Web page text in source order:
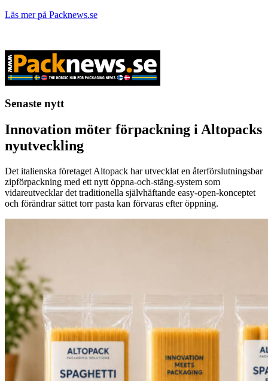
Läs mer på Packnews.se
Senaste nytt
Innovation möter förpackning i Altopacks
nyutveckling
Det italienska företaget Altopack har utvecklat en återförslutningsbar
zipförpackning med ett nytt öppna-och-stäng-system som
vidareutvecklar det traditionella självhäftande easy-open-konceptet
och förändrar sättet torr pasta kan förvaras efter öppning.